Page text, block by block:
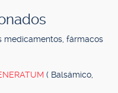
medicamentos, fármacos
( Balsámico,